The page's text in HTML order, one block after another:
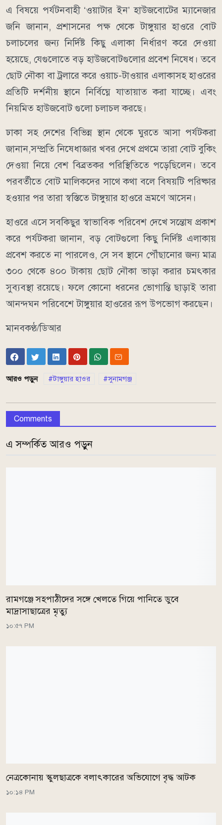
​এ বিষয়ে পর্যটনবাহী ‘ওয়াটার ইন’ হাউজবোটের ম্যানেজার
জনি জানান, প্রশাসনের পক্ষ থেকে টাঙ্গুয়ার হাওরে বোট
চলাচলের জন্য নির্দিষ্ট কিছু এলাকা নির্ধারণ করে দেওয়া
হয়েছে, যেগুলোতে বড় হাউজবোটগুলোর প্রবেশ নিষেধ। তবে
ছোট নৌকা বা ট্রলারে করে ওয়াচ-টাওয়ার এলাকাসহ হাওরের
প্রতিটি দর্শনীয় স্থানে নির্বিঘ্নে যাতায়াত করা যাচ্ছে। এবং
নিয়মিত হাউজবোট গুলো চলাচল করছে।
​ঢাকা সহ দেশের বিভিন্ন স্থান থেকে ঘুরতে আসা পর্যটকরা
জানান,সম্প্রতি নিষেধাজ্ঞার খবর দেখে প্রথমে তারা বোট বুকিং
দেওয়া নিয়ে বেশ বিব্রতকর পরিস্থিতিতে পড়েছিলেন। তবে
পরবর্তীতে বোট মালিকদের সাথে কথা বলে বিষয়টি পরিষ্কার
হওয়ার পর তারা স্বস্তিতে টাঙ্গুয়ার হাওরে ভ্রমণে আসেন।
​হাওরে এসে সবকিছুর স্বাভাবিক পরিবেশ দেখে সন্তোষ প্রকাশ
করে পর্যটকরা জানান, বড় বোটগুলো কিছু নির্দিষ্ট এলাকায়
প্রবেশ করতে না পারলেও, সে সব স্থানে পৌঁছানোর জন্য মাত্র
৩০০ থেকে ৪০০ টাকায় ছোট নৌকা ভাড়া করার চমৎকার
সুব্যবস্থা রয়েছে। ফলে কোনো ধরনের ভোগান্তি ছাড়াই তারা
আনন্দঘন পরিবেশে টাঙ্গুয়ার হাওরের রূপ উপভোগ করছেন।
মানবকণ্ঠ/ডিআর
আরও পড়ুন টাঙ্গুয়ার হাওর সুনামগঞ্জ
Comments
এ সম্পর্কিত আরও পড়ুন
রামগঞ্জে সহপাঠীদের সঙ্গে খেলতে গিয়ে পানিতে ডুবে
মাদ্রাসাছাত্রের মৃত্যু
১০:৫৭ PM
নেত্রকোনায় স্কুলছাত্রকে বলাৎকারের অভিযোগে বৃদ্ধ আটক
১০:১৪ PM